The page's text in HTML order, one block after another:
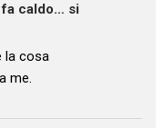
fa caldo… si
la cosa
me.